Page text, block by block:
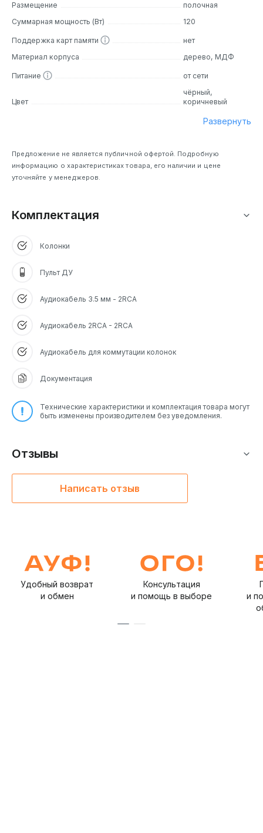
Размещение
полочная
Суммарная мощность (Вт)
120
Поддержка карт памяти
нет
Материал корпуса
дерево, МДФ
Питание от сети
Цвет
чёрный,
коричневый
Развернуть
Предложение не является публичной офертой. Подробную
информацию о характеристиках товара, его наличии и цене
уточняйте у менеджеров.
Комплектация
Колонки
Пульт ДУ
Аудиокабель 3.5 мм - 2RCA
Аудиокабель 2RCA - 2RCA
Аудиокабель для коммутации колонок
Документация
Технические характеристики и комплектация товара могут
быть изменены производителем без уведомления.
Отзывы
Написать отзыв
Удобный возврат
и обмен
Консультация
и помощь в выборе
и